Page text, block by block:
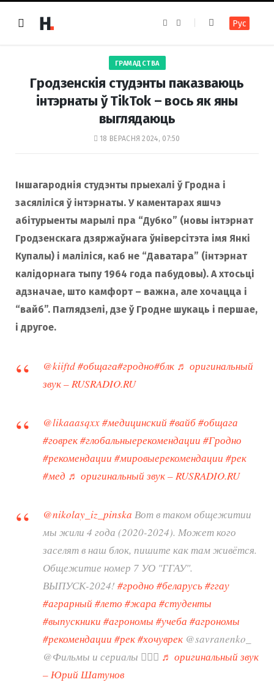
e
k
t
a
m
Рус
ГРАМАДСТВА
Гродзенскія студэнты паказваюць
інтэрнаты ў TikTok – вось як яны
выглядаюць
18 ВЕРАСНЯ 2024, 07:50
Іншагароднія студэнты прыехалі ў Гродна і
засяліліся ў інтэрнаты. У каментарах яшчэ
абітурыенты марылі пра “Дубко” (новы інтэрнат
Гродзенскага дзяржаўнага ўніверсітэта імя Янкі
Купалы) і маліліся, каб не “Даватара” (інтэрнат
калідорнага тыпу 1964 года пабудовы). А хтосьці
адзначае, што камфорт – важна, але хочацца і
“вайб”. Паглядзелі, дзе ў Гродне шукаць і першае,
і другое.
@kiiftd#общага#гродно#блк ♬ оригинальный
звук – RUSRADIO.RU
@likaaasqxx#медицинский#вайб#общага
#говрек#глобальныерекомендации #Гродно
#рекомендации #мировыерекомендации #рек
#мед ♬ оригинальный звук – RUSRADIO.RU
@nikolay_iz_pinska Вот в таком общежитии
мы жили 4 года (2020-2024). Может кого
заселят в наш блок, пишите как там живётся.
Общежитие номер 7 УО "ГГАУ".
ВЫПУСК-2024! #гродно #беларусь#ггау
#аграрный#лето #жара #студенты
#выпускники #агрономы #учеба #агрономы
#рекомендации #рек#хочуврек @savranenko_
@Фильмы и сериалы ❤️‍🔥🍿 ♬ оригинальный звук
– Юрий Шатунов